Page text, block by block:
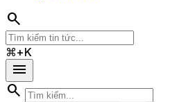
search
⌘+K
menu
search